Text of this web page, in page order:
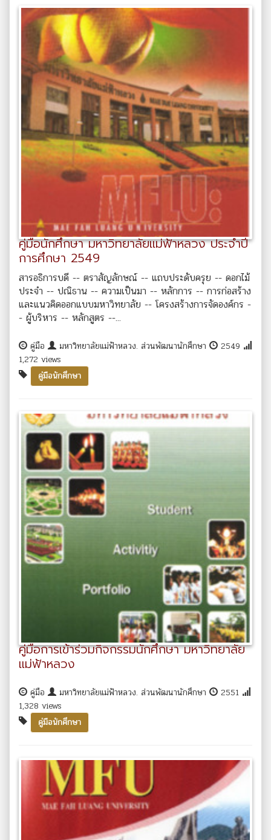
คู่มือนักศึกษา มหาวิทยาลัยแม่ฟ้าหลวง ประจำปี
การศึกษา 2549
สารอธิการบดี -- ตราสัญลักษณ์ -- แถบประดับครุย -- ดอกไม้
ประจำ -- ปณิธาน -- ความเป็นมา -- หลักการ -- การก่อสร้าง
และแนวคิดออกแบบมหาวิทยาลัย -- โครงสร้างการจัดองค์กร -
- ผู้บริหาร -- หลักสูตร --...
คู่มือ มหาวิทยาลัยแม่ฟ้าหลวง. ส่วนพัฒนานักศึกษา
2549
1,272 views
คู่มือนักศึกษา
คู่มือการเข้าร่วมกิจกรรมนักศึกษา มหาวิทยาลัย
แม่ฟ้าหลวง
คู่มือ มหาวิทยาลัยแม่ฟ้าหลวง. ส่วนพัฒนานักศึกษา
2551
1,328 views
คู่มือนักศึกษา